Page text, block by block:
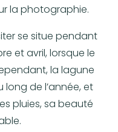
la photographie.
se situe pendant
et avril, lorsque le
la lagune
de l’année, et
pluies, sa beauté